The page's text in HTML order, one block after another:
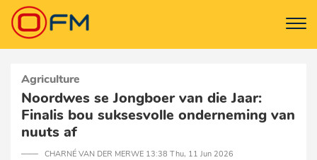
Agriculture
Noordwes se Jongboer van die Jaar:
Finalis bou suksesvolle onderneming van
nuuts af
─── CHARNÉ VAN DER MERWE 13:38 Thu, 11 Jun 2026